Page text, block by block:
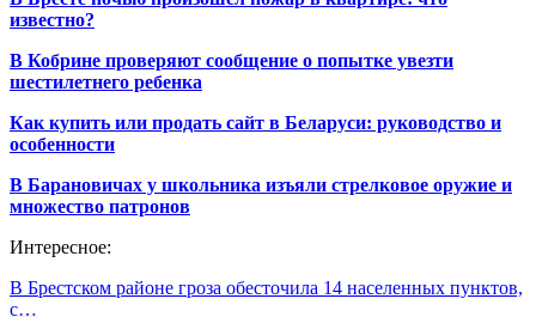
известно?
В Кобрине проверяют сообщение о попытке увезти
шестилетнего ребенка
Как купить или продать сайт в Беларуси: руководство и
особенности
В Барановичах у школьника изъяли стрелковое оружие и
множество патронов
Интересное:
В Брестском районе гроза обесточила 14 населенных пунктов,
с…